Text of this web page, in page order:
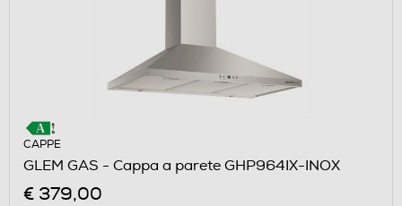
CAPPE
GLEM GAS - Cappa a parete GHP964IX-INOX
€ 379,00